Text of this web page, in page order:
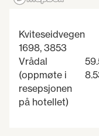
Kviteseidvegen
1698, 3853
Vrådal
(oppmøte i
resepsjonen
på hotellet)